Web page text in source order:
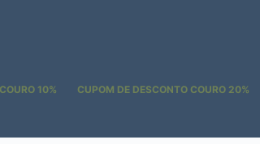
10% CUPOM DE DESCONTO COURO 20%